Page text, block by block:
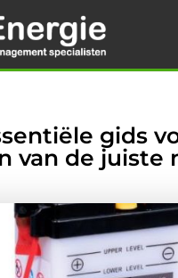
gids
van de juiste